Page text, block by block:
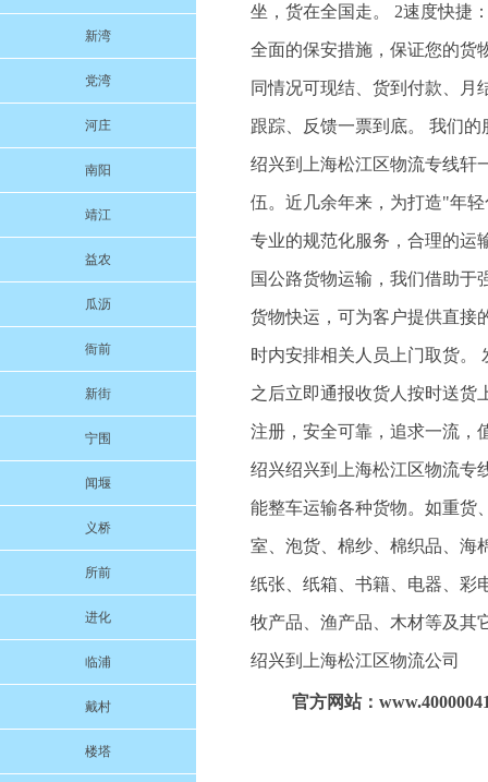
新湾
党湾
河庄
南阳
靖江
益农
瓜沥
衙前
新街
宁围
闻堰
义桥
所前
进化
临浦
戴村
楼塔
坐，货在全国走。 2速度快捷
全面的保安措施，保证您的货
同情况可现结、货到付款、月
跟踪、反馈一票到底。 我们的
绍兴到上海松江区物流专线轩
伍。近几余年来，为打造"年
专业的规范化服务，合理的运
国公路货物运输，我们借助于
货物快运，可为客户提供直接
时内安排相关人员上门取货。
之后立即通报收货人按时送货
注册，安全可靠，追求一流，
绍兴绍兴到上海松江区物流专
能整车运输各种货物。如重货
室、泡货、棉纱、棉织品、海
纸张、纸箱、书籍、电器、彩
牧产品、渔产品、木材等及其
绍兴到上海松江区物流公司
官方网站：